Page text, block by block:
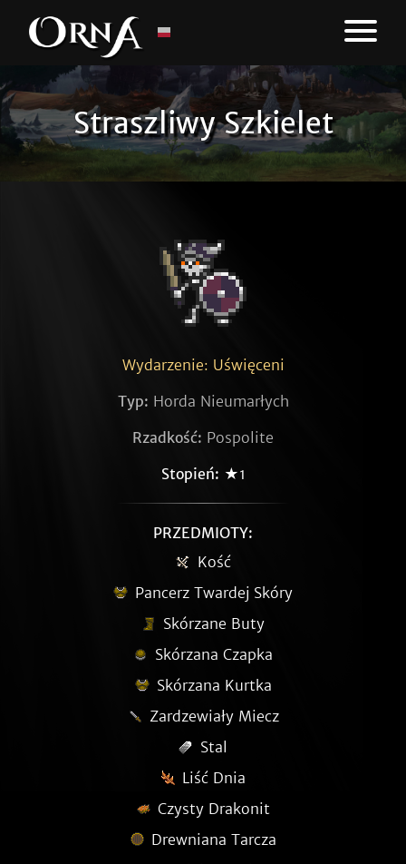
Straszliwy Szkielet
Wydarzenie: Uświęceni
Typ: Horda Nieumarłych
Rzadkość: Pospolite
Stopień: ★1
PRZEDMIOTY:
Kość
Pancerz Twardej Skóry
Skórzane Buty
Skórzana Czapka
Skórzana Kurtka
Zardzewiały Miecz
Stal
Liść Dnia
Czysty Drakonit
Drewniana Tarcza